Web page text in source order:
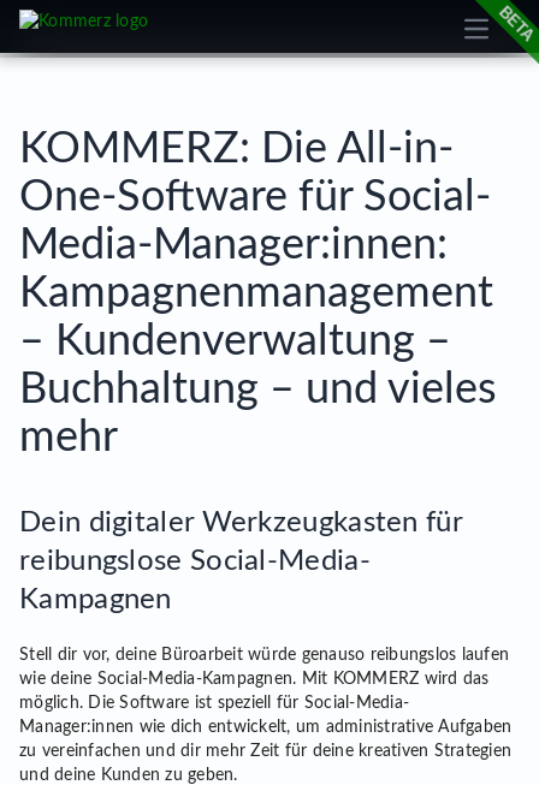
Open
KOMMERZ: Die All-in-
One-Software für Social-
Media-Manager:innen:
Kampagnenmanagement
– Kundenverwaltung –
Buchhaltung – und vieles
mehr
Dein digitaler Werkzeugkasten für
reibungslose Social-Media-
Kampagnen
Stell dir vor, deine Büroarbeit würde genauso reibungslos laufen
wie deine Social-Media-Kampagnen. Mit KOMMERZ wird das
möglich. Die Software ist speziell für Social-Media-
Manager:innen wie dich entwickelt, um administrative Aufgaben
zu vereinfachen und dir mehr Zeit für deine kreativen Strategien
und deine Kunden zu geben.
cookie